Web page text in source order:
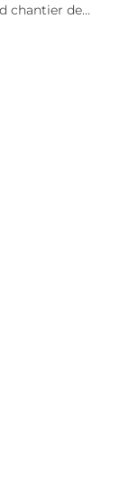
chantier de…